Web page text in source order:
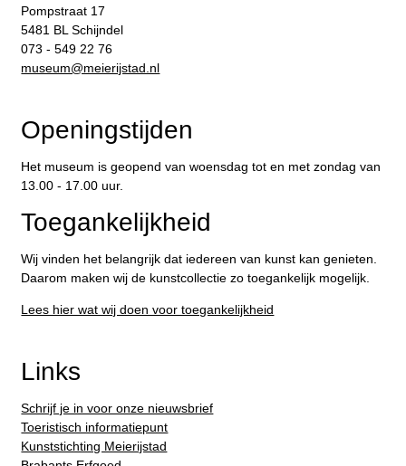
Pompstraat 17
5481 BL Schijndel
073 - 549 22 76
​museum@meierijstad.nl
Openingstijden
Het museum is geopend van woensdag tot en met zondag van
13.00 - 17.00 uur.
Toegankelijkheid
Wij vinden het belangrijk dat iedereen van kunst kan genieten.
Daarom maken wij de kunstcollectie zo toegankelijk mogelijk.
Lees hier wat wij doen voor toegankelijkheid
Links
Schrijf je in voor onze nieuwsbrief
Toeristisch informatiepunt
Kunststichting Meierijstad